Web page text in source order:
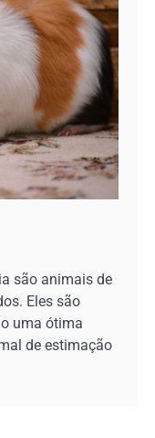
são animais de
Eles são
uma ótima
de estimação